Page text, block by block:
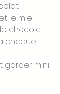
le miel
chocolat
chaque
garder mini